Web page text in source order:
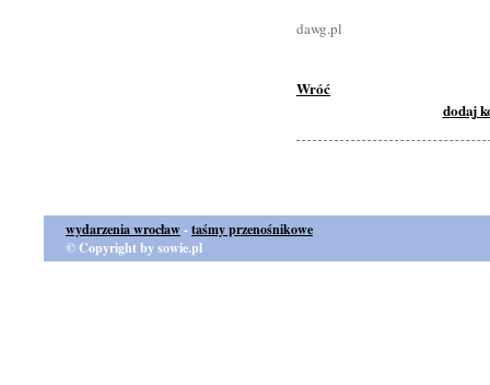
dawg.pl
Wróć
dodaj
wydarzenia wrocław-taśmy przenośnikowe
© Copyright by sowie.pl